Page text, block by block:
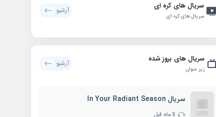
سریال های کره ای
سریال های کره ای
آرشیو
سریال های بروز شده
زیر عنوان
آرشیو
سریال In Your Radiant Season
5 ماه قبل